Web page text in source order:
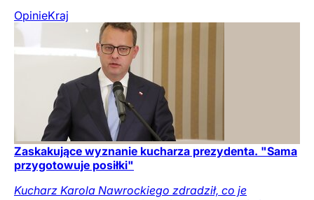
OpinieKraj
Zaskakujące wyznanie kucharza prezydenta. "Sama
przygotowuje posiłki"
Kucharz Karola Nawrockiego zdradził, co je